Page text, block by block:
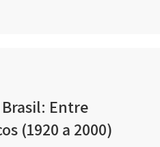
Entre
(1920 a 2000)